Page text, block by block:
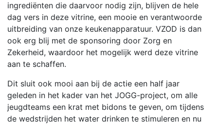
ingrediënten die daarvoor nodig zijn, blijven de hele
dag vers in deze vitrine, een mooie en verantwoorde
uitbreiding van onze keukenapparatuur. VZOD is dan
ook erg blij met de sponsoring door Zorg en
Zekerheid, waardoor het mogelijk werd deze vitrine
aan te schaffen.
Dit sluit ook mooi aan bij de actie een half jaar
geleden in het kader van het JOGG-project, om alle
jeugdteams een krat met bidons te geven, om tijdens
de wedstrijden het water drinken te stimuleren en nu